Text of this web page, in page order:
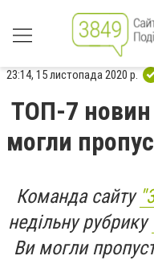
23:14, 15 листопада 2020 р.
ТОП-7 новин
могли
Команда сайту
недільну рубрику
Ви могли